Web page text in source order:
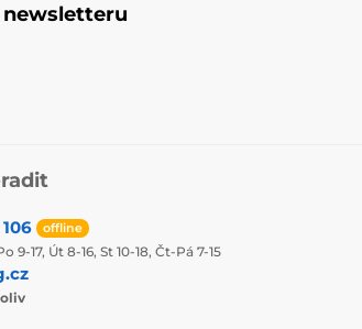
newsletteru
offline
9-17, Út 8-16, St 10-18, Čt-Pá 7-15